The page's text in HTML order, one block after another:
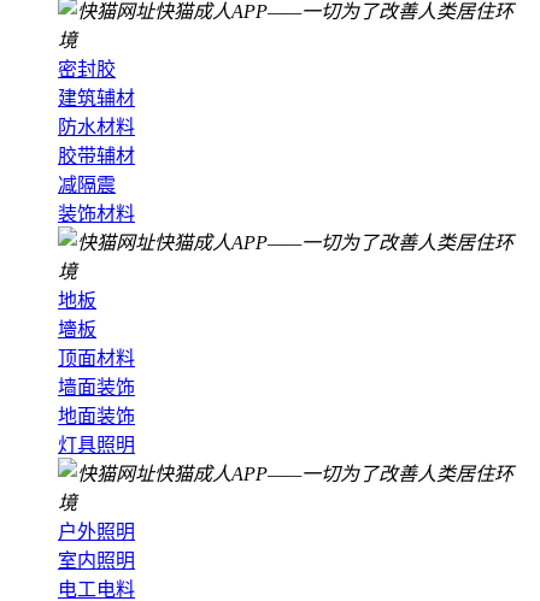
密封胶
建筑辅材
防水材料
胶带辅材
减隔震
装饰材料
地板
墻板
顶面材料
墙面装饰
地面装饰
灯具照明
户外照明
室内照明
电工电料